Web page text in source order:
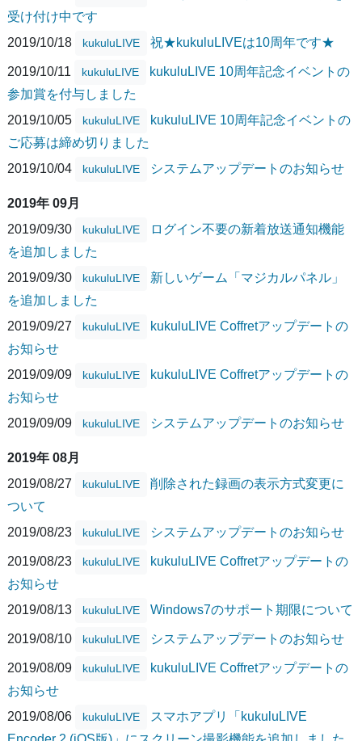
受け付け中です
2019/10/18
kukuluLIVE 祝★kukuluLIVEは10周年です★
2019/10/11 kukuluLIVE
kukuluLIVE 10周年記念イベントの
参加賞を付与しました
2019/10/05
kukuluLIVE
kukuluLIVE 10周年記念イベントの
ご応募は締め切りました
2019/10/04
kukuluLIVE システムアップデートのお知らせ
2019年 09月
2019/09/30
kukuluLIVE
ログイン不要の新着放送通知機能
を追加しました
2019/09/30
kukuluLIVE
新しいゲーム「マジカルパネル」
を追加しました
2019/09/27
kukuluLIVE
kukuluLIVE Coffretアップデートの
お知らせ
2019/09/09
kukuluLIVE
kukuluLIVE Coffretアップデートの
お知らせ
2019/09/09
kukuluLIVE システムアップデートのお知らせ
2019年 08月
2019/08/27
kukuluLIVE
削除された録画の表示方式変更に
ついて
2019/08/23
kukuluLIVE システムアップデートのお知らせ
2019/08/23 kukuluLIVE
kukuluLIVE Coffretアップデートの
お知らせ
2019/08/13
kukuluLIVE Windows7のサポート期限について
2019/08/10 kukuluLIVE システムアップデートのお知らせ
2019/08/09 kukuluLIVE
kukuluLIVE Coffretアップデートの
お知らせ
2019/08/06
kukuluLIVE
スマホアプリ「kukuluLIVE